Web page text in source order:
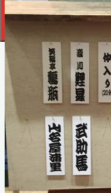
トップページ
ブログ
私と自転車
10
12 14
17
19 21
24
26 28
« 2月
最近の投稿